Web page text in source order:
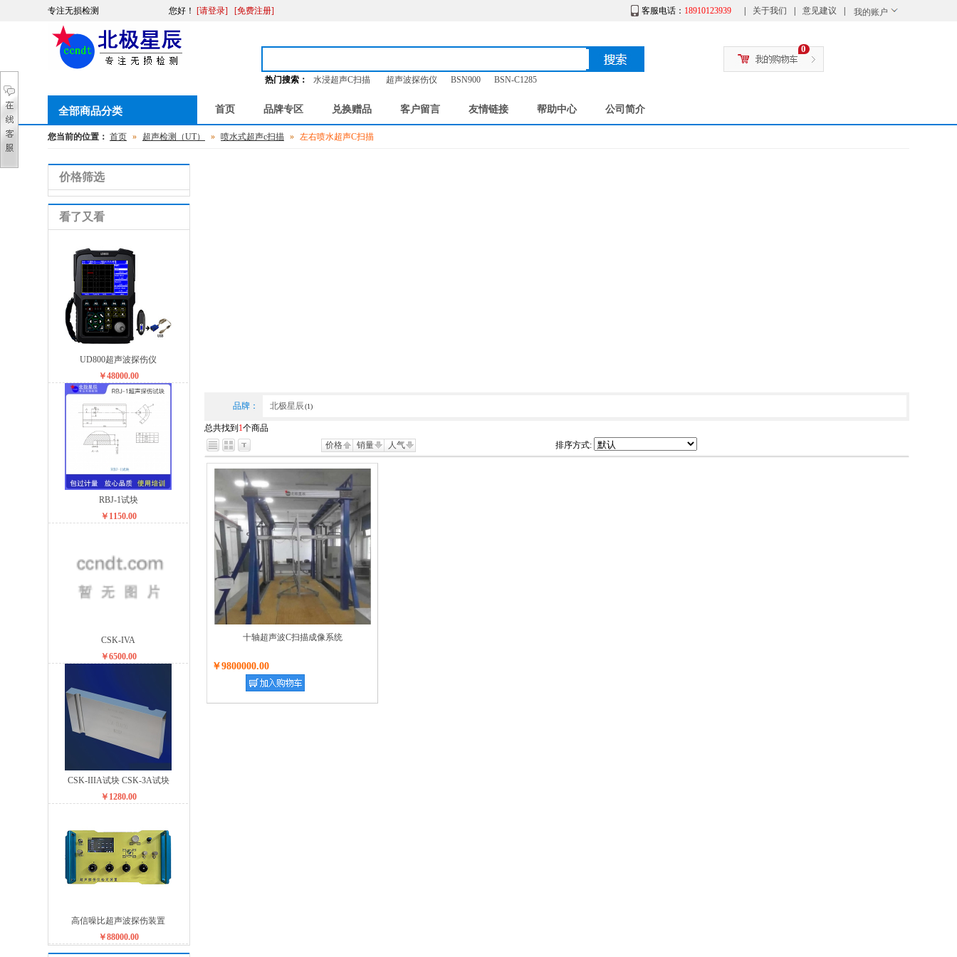
专注无损检测 您好 ！ [请登录] [免费注册] 客服电话： 18910123939 关于我们 意见建议
热门搜索： 水浸超声C扫描 超声波探伤仪 BSN900 BSN-C1285
我的账户
0
全部商品分类 首页 品牌专区 兑换赠品 客户留言 友情链接 帮助中心 公司简介
您当前的位置： 首页 » 超声检测（UT） » 喷水式超声c扫描 » 左右喷水超声C扫描
品牌： 北极星辰(1)
总共找到 1个商品
价格
销量 人气 排序方式:
十轴超声波C扫描成像系统
￥9800000.00
价格筛选
看了又看
UD800超声波探伤仪
￥48000.00
RBJ-1试块
￥1150.00
CSK-IVA
￥6500.00
CSK-IIIA试块 CSK-3A试块
￥1280.00
高信噪比超声波探伤装置
￥88000.00